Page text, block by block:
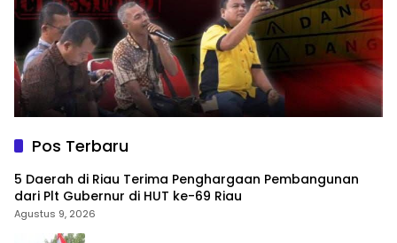
Pos Terbaru
5 Daerah di Riau Terima Penghargaan Pembangunan
dari Plt Gubernur di HUT ke-69 Riau
Agustus 9, 2026